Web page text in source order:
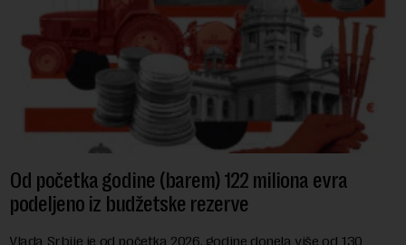
Od početka godine (barem) 122 miliona evra
podeljeno iz budžetske rezerve
Vlada Srbije je od početka 2026. godine donela više od 130